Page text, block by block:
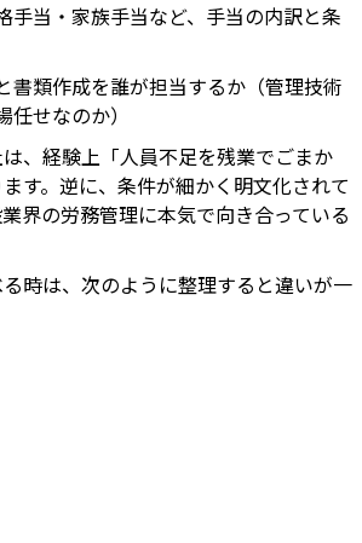
手当・家族手当など、手当の内訳と条
書類作成を誰が担当するか（管理技術
せなのか）
、経験上「人員不足を残業でごまか
す。逆に、条件が細かく明文化されて
界の労務管理に本気で向き合っている
時は、次のように整理すると違いが一